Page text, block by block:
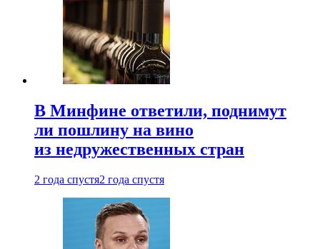
В Минфине ответили, поднимут
ли пошлину на вино
из недружественных стран
2 года спустя2 года спустя